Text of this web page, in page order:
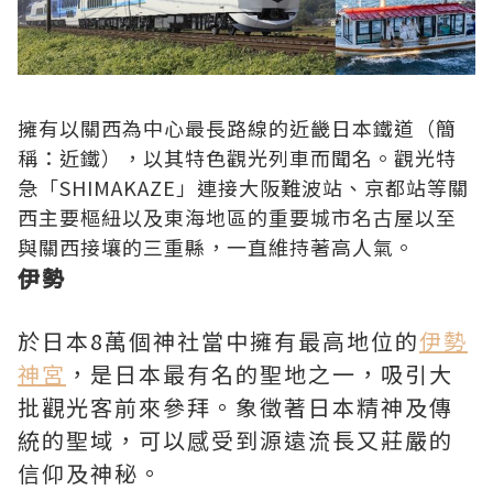
擁有以關西為中心最長路線的近畿日本鐵道（簡
稱：近鐵），以其特色觀光列車而聞名。觀光特
急「SHIMAKAZE」連接大阪難波站、京都站等關
西主要樞紐以及東海地區的重要城市名古屋以至
與關西接壤的三重縣，一直維持著高人氣。
伊勢
於日本8萬個神社當中擁有最高地位的伊勢
神宮 ，是日本最有名的聖地之一，吸引大
批觀光客前來參拜。象徵著日本精神及傳
統的聖域，可以感受到源遠流長又莊嚴的
信仰及神秘。